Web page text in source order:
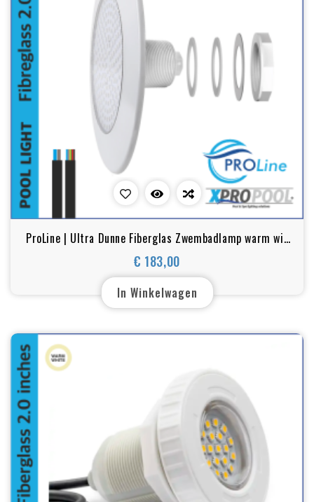
ProLine | Ultra Dunne Fiberglas Zwembadlamp warm wit
en RGB 18W/25W
€ 183,00
Prijs
In Winkelwagen